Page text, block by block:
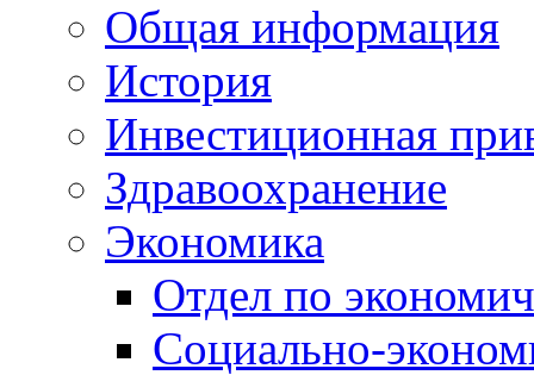
Общая информация
История
Инвестиционная
Здравоохранение
Экономика
Отдел по
Социально-